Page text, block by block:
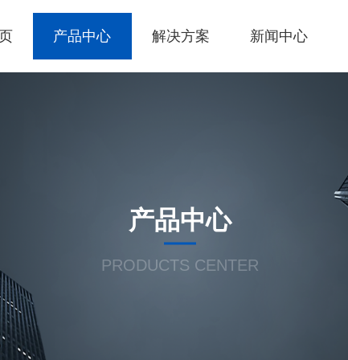
产品中心 解决方案 新闻中心
产品中心
PRODUCTS CENTER